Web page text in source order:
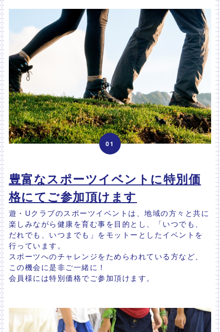
01
豊富なスポーツイベントに特別価
格にてご参加頂けます
遊・Uクラブのスポーツイベントは、地域の方々と共に
楽しみながら健康を育む事を目的とし、「いつでも、
だれでも、いつまでも」をモットーとしたイベントを
行っています。
スポーツへのチャレンジをためらわれている方など、
この機会に是非ご一緒に！
会員様には特別価格でご参加頂けます。